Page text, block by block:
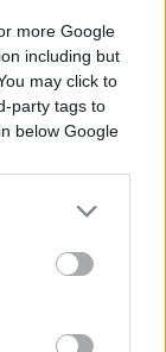
more Google
including but
may click to
party tags to
below Google
grillismo di
repertori
maggiore
se, in